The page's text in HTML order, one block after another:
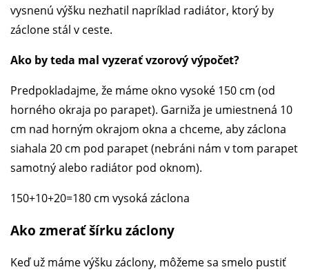
vysnenú výšku nezhatil napríklad radiátor, ktorý by
záclone stál v ceste.
Ako by teda mal vyzerať vzorový výpočet?
Predpokladajme, že máme okno vysoké 150 cm (od
horného okraja po parapet). Garniža je umiestnená 10
cm nad horným okrajom okna a chceme, aby záclona
siahala 20 cm pod parapet (nebráni nám v tom parapet
samotný alebo radiátor pod oknom).
150+10+20=180 cm vysoká záclona
Ako zmerať šírku záclony
Keď už máme výšku záclony, môžeme sa smelo pustiť